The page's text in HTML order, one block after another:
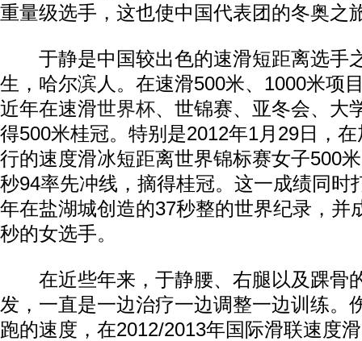
重量级选手，这也使中国代表团的冬奥之
于静是中国较出色的速滑短距离选手
生，哈尔滨人。在速滑500米、1000米项
近年在速滑世界杯、世锦赛、亚冬会、大
得500米桂冠。特别是2012年1月29日，
行的速度滑冰短距离世界锦标赛女子500
秒94率先冲线，摘得桂冠。这一成绩同时
年在盐湖城创造的37秒整的世界纪录，并
秒的女选手。
在近些年来，于静腰、右腿以及踝骨
发，一直是一边治疗一边调整一边训练。
跑的速度，在2012/2013年国际滑联速度